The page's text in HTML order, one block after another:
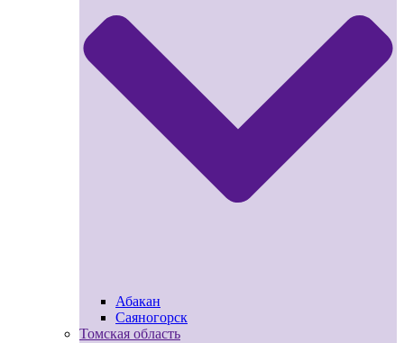
Абакан
Саяногорск
Томская область